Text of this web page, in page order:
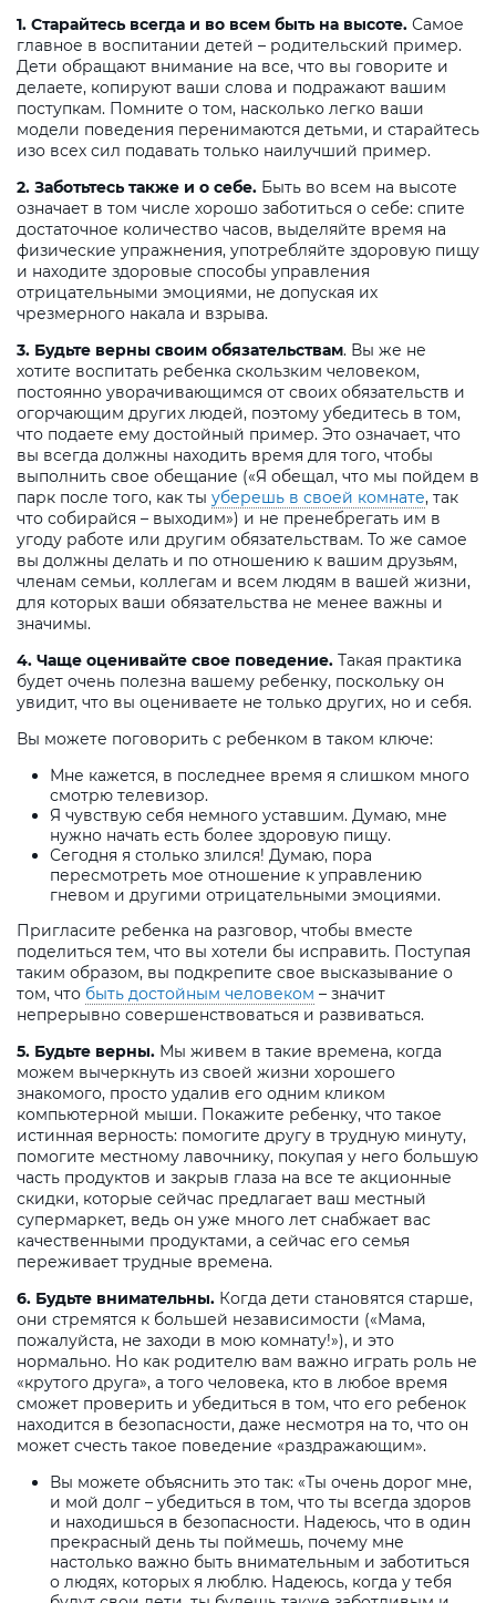
1. Старайтесь всегда и во всем быть на высоте. Самое
главное в воспитании детей – родительский пример.
Дети обращают внимание на все, что вы говорите и
делаете, копируют ваши слова и подражают вашим
поступкам. Помните о том, насколько легко ваши
модели поведения перенимаются детьми, и старайтесь
изо всех сил подавать только наилучший пример.
2. Заботьтесь также и о себе. Быть во всем на высоте
означает в том числе хорошо заботиться о себе: спите
достаточное количество часов, выделяйте время на
физические упражнения, употребляйте здоровую пищу
и находите здоровые способы управления
отрицательными эмоциями, не допуская их
чрезмерного накала и взрыва.
3. Будьте верны своим обязательствам. Вы же не
хотите воспитать ребенка скользким человеком,
постоянно уворачивающимся от своих обязательств и
огорчающим других людей, поэтому убедитесь в том,
что подаете ему достойный пример. Это означает, что
вы всегда должны находить время для того, чтобы
выполнить свое обещание («Я обещал, что мы пойдем в
парк после того, как ты уберешь в своей комнате, так
что собирайся – выходим») и не пренебрегать им в
угоду работе или другим обязательствам. То же самое
вы должны делать и по отношению к вашим друзьям,
членам семьи, коллегам и всем людям в вашей жизни,
для которых ваши обязательства не менее важны и
значимы.
4. Чаще оценивайте свое поведение. Такая практика
будет очень полезна вашему ребенку, поскольку он
увидит, что вы оцениваете не только других, но и себя.
Вы можете поговорить с ребенком в таком ключе:
Мне кажется, в последнее время я слишком много
смотрю телевизор.
Я чувствую себя немного уставшим. Думаю, мне
нужно начать есть более здоровую пищу.
Сегодня я столько злился! Думаю, пора
пересмотреть мое отношение к управлению
гневом и другими отрицательными эмоциями.
Пригласите ребенка на разговор, чтобы вместе
поделиться тем, что вы хотели бы исправить. Поступая
таким образом, вы подкрепите свое высказывание о
том, что быть достойным человеком – значит
непрерывно совершенствоваться и развиваться.
5. Будьте верны. Мы живем в такие времена, когда
можем вычеркнуть из своей жизни хорошего
знакомого, просто удалив его одним кликом
компьютерной мыши. Покажите ребенку, что такое
истинная верность: помогите другу в трудную минуту,
помогите местному лавочнику, покупая у него большую
часть продуктов и закрыв глаза на все те акционные
скидки, которые сейчас предлагает ваш местный
супермаркет, ведь он уже много лет снабжает вас
качественными продуктами, а сейчас его семья
переживает трудные времена.
6. Будьте внимательны. Когда дети становятся старше,
они стремятся к большей независимости («Мама,
пожалуйста, не заходи в мою комнату!»), и это
нормально. Но как родителю вам важно играть роль не
«крутого друга», а того человека, кто в любое время
сможет проверить и убедиться в том, что его ребенок
находится в безопасности, даже несмотря на то, что он
может счесть такое поведение «раздражающим».
Вы можете объяснить это так: «Ты очень дорог мне,
и мой долг – убедиться в том, что ты всегда здоров
и находишься в безопасности. Надеюсь, что в один
прекрасный день ты поймешь, почему мне
настолько важно быть внимательным и заботиться
о людях, которых я люблю. Надеюсь, когда у тебя